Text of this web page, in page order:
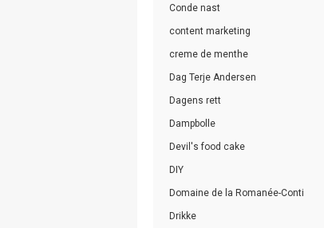
Conde nast
content marketing
creme de menthe
Dag Terje Andersen
Dagens rett
Dampbolle
Devil's food cake
DIY
Domaine de la Romanée-Conti
Drikke